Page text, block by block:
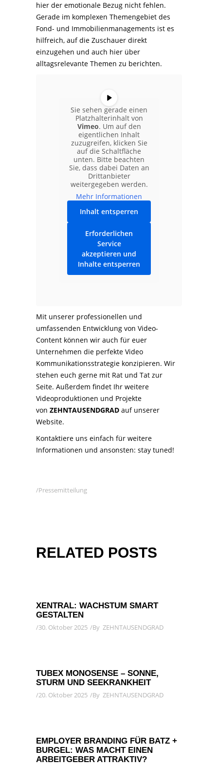
hier der emotionale Bezug nicht fehlen.
Gerade im komplexen Themengebiet des
Fond- und Immobilienmanagements ist es
hilfreich, auf die Zuschauer direkt
einzugehen und auch hier über
alltagsrelevante Themen zu berichten.
Sie sehen gerade einen
Platzhalterinhalt von
Vimeo. Um auf den
eigentlichen Inhalt
zuzugreifen, klicken Sie
auf die Schaltfläche
unten. Bitte beachten
Sie, dass dabei Daten an
Drittanbieter
weitergegeben werden.
Mehr Informationen
Inhalt entsperren
Erforderlichen
Service
akzeptieren und
Inhalte entsperren
Mit unserer professionellen und
umfassenden Entwicklung von Video-
Content können wir auch für euer
Unternehmen die perfekte Video
Kommunikationsstrategie konzipieren. Wir
stehen euch gerne mit Rat und Tat zur
Seite. Außerdem findet Ihr weitere
Videoproduktionen und Projekte
von ZEHNTAUSENDGRAD auf unserer
Website.
Kontaktiere uns einfach für weitere
Informationen und ansonsten: stay tuned!
Pressemitteilung
RELATED POSTS
XENTRAL: WACHSTUM SMART
GESTALTEN
30. Oktober 2025 By ZEHNTAUSENDGRAD
TUBEX MONOSENSE – SONNE,
STURM UND SEEKRANKHEIT
20. Oktober 2025 By ZEHNTAUSENDGRAD
EMPLOYER BRANDING FÜR BATZ +
BURGEL: WAS MACHT EINEN
ARBEITGEBER ATTRAKTIV?